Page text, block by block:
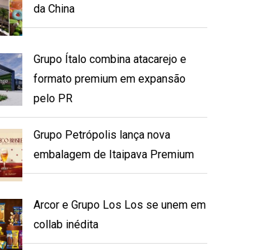
da China
Grupo Ítalo combina atacarejo e
formato premium em expansão
pelo PR
Grupo Petrópolis lança nova
embalagem de Itaipava Premium
Arcor e Grupo Los Los se unem em
collab inédita